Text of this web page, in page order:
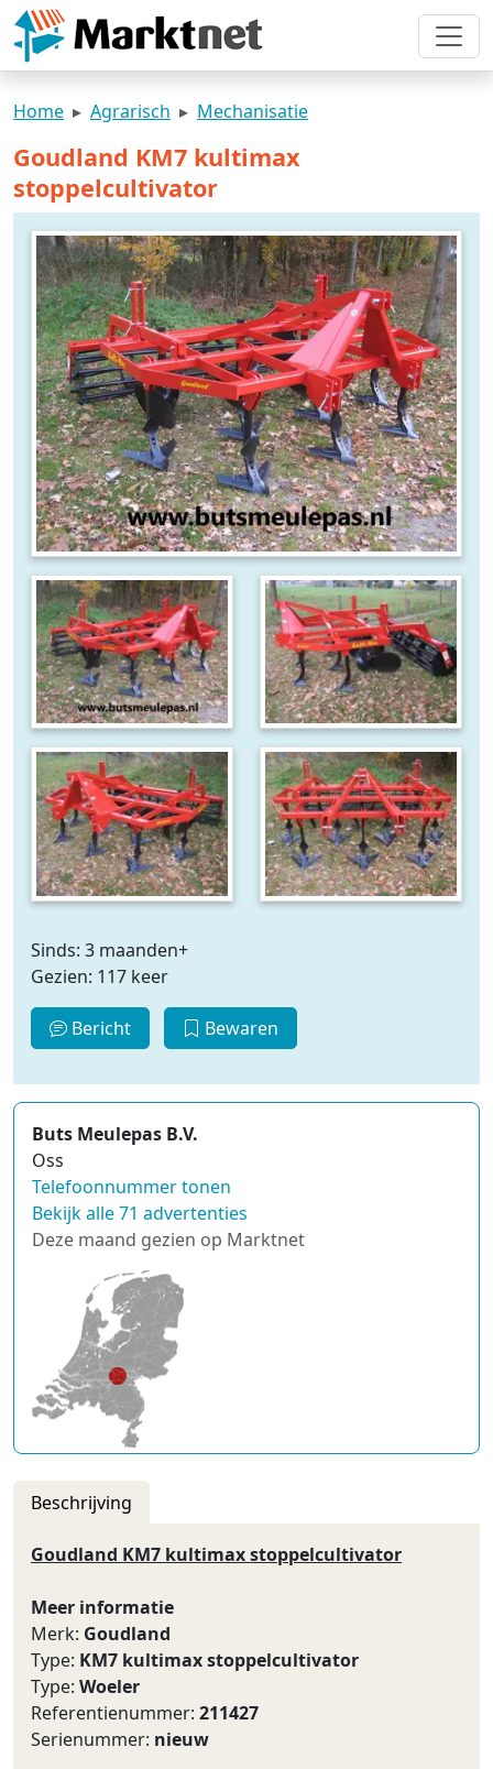
Home Agrarisch Mechanisatie
Goudland KM7 kultimax
stoppelcultivator
Sinds: 3 maanden+
Gezien: 117 keer
Bericht Bewaren
Buts Meulepas B.V.
Oss
Telefoonnummer tonen
Bekijk alle 71 advertenties
Deze maand gezien op Marktnet
Beschrijving
Goudland KM7 kultimax stoppelcultivator
Meer informatie
Merk: Goudland
Type: KM7 kultimax stoppelcultivator
Type: Woeler
Referentienummer: 211427
Serienummer: nieuw